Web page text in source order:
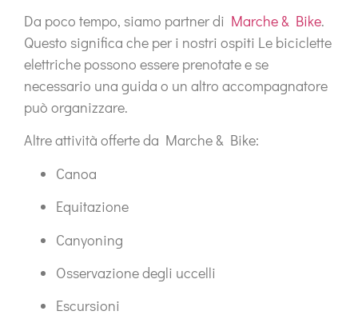
Da poco tempo, siamo partner di Marche & Bike.
Questo significa che per i nostri ospiti Le biciclette
elettriche possono essere prenotatee se
necessario una guida o un altro accompagnatore
può organizzare.
Altre attività offerte da Marche & Bike:
Canoa
Equitazione
Canyoning
Osservazione degli uccelli
Escursioni